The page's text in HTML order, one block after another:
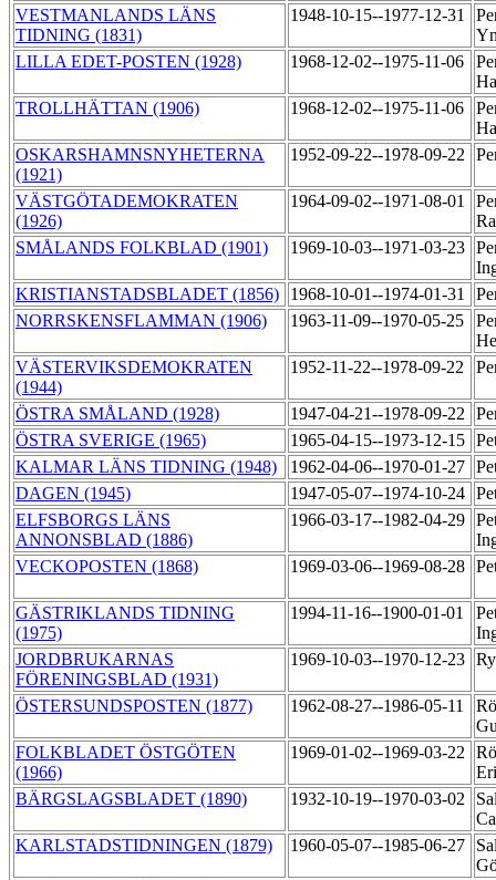
VESTMANLANDS LÄNS
TIDNING (1831)
1948-10-15--1977-12-31
LILLA EDET-POSTEN (1928)
1968-12-02--1975-11-06
TROLLHÄTTAN (1906)
1968-12-02--1975-11-06
OSKARSHAMNSNYHETERNA
(1921)
1952-09-22--1978-09-22
VÄSTGÖTADEMOKRATEN
(1926)
1964-09-02--1971-08-01
SMÅLANDS FOLKBLAD (1901)
1969-10-03--1971-03-23
KRISTIANSTADSBLADET (1856)
1968-10-01--1974-01-31
NORRSKENSFLAMMAN (1906)
1963-11-09--1970-05-25
VÄSTERVIKSDEMOKRATEN
(1944)
1952-11-22--1978-09-22
ÖSTRA SMÅLAND (1928) 1947-04-21--1978-09-22
ÖSTRA SVERIGE (1965)
1965-04-15--1973-12-15
KALMAR LÄNS TIDNING (1948)
1962-04-06--1970-01-27
DAGEN (1945)
1947-05-07--1974-10-24
ELFSBORGS LÄNS
ANNONSBLAD (1886)
1966-03-17--1982-04-29
VECKOPOSTEN (1868)
1969-03-06--1969-08-28
GÄSTRIKLANDS TIDNING
(1975)
1994-11-16--1900-01-01
JORDBRUKARNAS
FÖRENINGSBLAD (1931)
1969-10-03--1970-12-23
ÖSTERSUNDSPOSTEN (1877) 1962-08-27--1986-05-11
FOLKBLADET ÖSTGÖTEN
(1966)
1969-01-02--1969-03-22
BÄRGSLAGSBLADET (1890)
1932-10-19--1970-03-02
KARLSTADSTIDNINGEN (1879)
1960-05-07--1985-06-27